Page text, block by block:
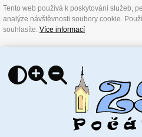
Tento web používá k poskytování služeb,
analýze návštěvnosti soubory cookie.
souhlasíte. Více informací